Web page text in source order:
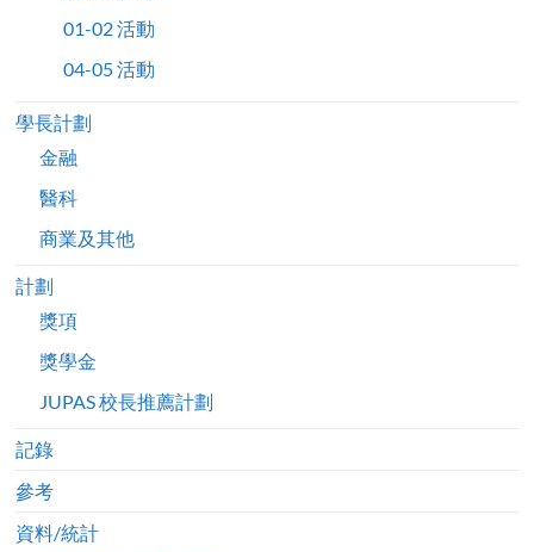
01-02 活動
04-05 活動
學長計劃
金融
醫科
商業及其他
計劃
獎項
獎學金
JUPAS 校長推薦計劃
記錄
參考
資料/統計